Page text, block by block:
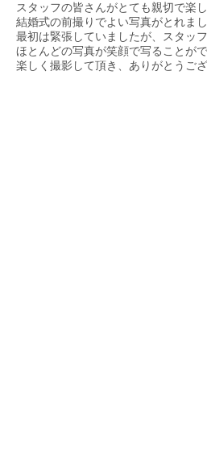
スタッフの皆さんがとても親切で楽し
結婚式の前撮りでよい写真がとれまし
最初は緊張していましたが、スタッ
ほとんどの写真が笑顔で写ることがで
楽しく撮影して頂き、ありがとうご